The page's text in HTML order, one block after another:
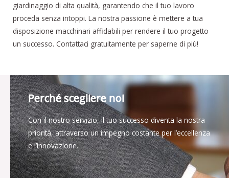
giardinaggio di alta qualità, garantendo che il tuo lavoro
proceda senza intoppi. La nostra passione è mettere a tua
disposizione macchinari affidabili per rendere il tuo progetto
un successo. Contattaci gratuitamente per saperne di più!
Perché scegliere noi
Con il nostro servizio, il tuo successo diventa la nostra
priorità, attraverso un impegno costante per l’eccellenza
e l’innovazione.